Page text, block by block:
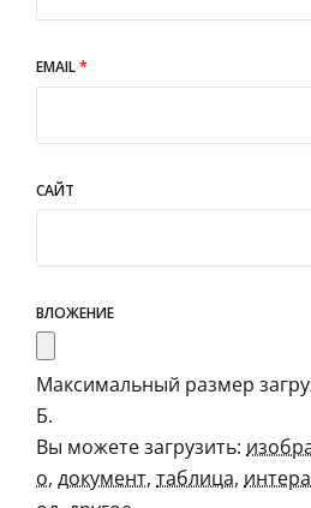
EMAIL*
САЙТ
ВЛОЖЕНИЕ
Максимальный размер
Б.
Вы можете загрузить:
о, документ, таблица,